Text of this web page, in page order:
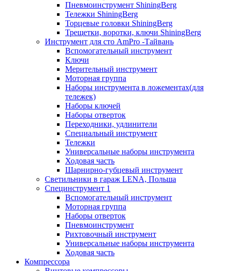
Пневмоинструмент ShiningBerg
Тележки ShiningBerg
Торцевые головки ShiningBerg
Трещетки, воротки, ключи ShiningBerg
Инструмент для сто AmPro -Тайвань
Вспомогательный инструмент
Ключи
Мерительный инструмент
Моторная группа
Наборы инструмента в ложементах(для
тележек)
Наборы ключей
Наборы отверток
Переходники, удлинители
Специальный инструмент
Тележки
Универсальные наборы инструмента
Ходовая часть
Шарнирно-губцевый инструмент
Светильники в гараж LENA, Польша
Специнструмент 1
Вспомогательный инструмент
Моторная группа
Наборы отверток
Пневмоинструмент
Рихтовочный инструмент
Универсальные наборы инструмента
Ходовая часть
Компрессора